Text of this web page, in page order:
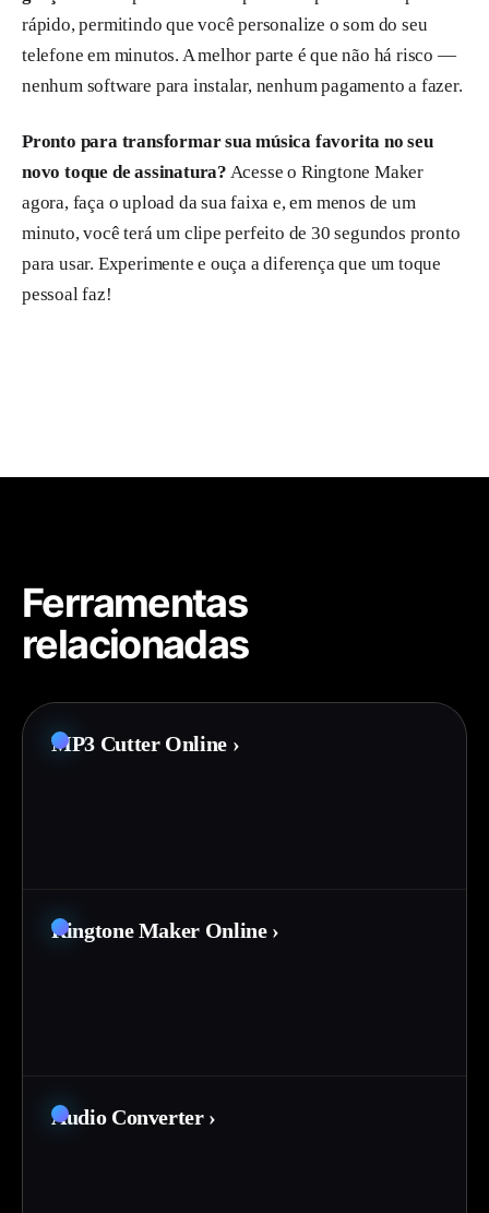
rápido, permitindo que você personalize o som do seu
telefone em minutos. A melhor parte é que não há risco —
nenhum software para instalar, nenhum pagamento a fazer.
Pronto para transformar sua música favorita no seu
novo toque de assinatura? Acesse o Ringtone Maker
agora, faça o upload da sua faixa e, em menos de um
minuto, você terá um clipe perfeito de 30 segundos pronto
para usar. Experimente e ouça a diferença que um toque
pessoal faz!
Ferramentas
relacionadas
MP3 Cutter Online ›
Ringtone Maker Online ›
Audio Converter ›